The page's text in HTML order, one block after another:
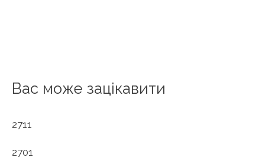
Вас може зацікавити
2711
2701